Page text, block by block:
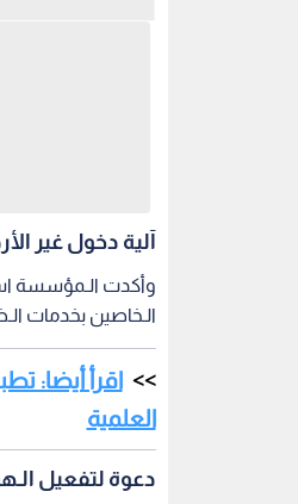
آلية دخول غير
وأكدت الـمؤسسة
الـخاصين بخدمات
اقرأ أيضا:
العلمية
دعوة لتفعيل